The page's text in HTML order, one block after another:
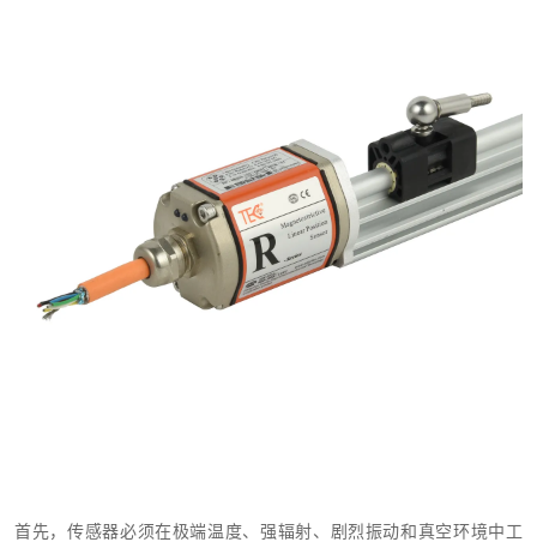
首先，传感器必须在极端温度、强辐射、剧烈振动和真空环境中工